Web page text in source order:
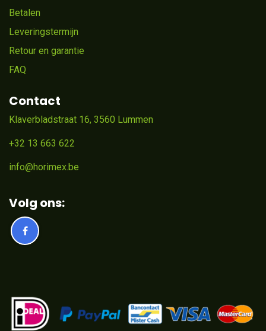
Betalen
Leveringstermijn
Retour en garantie
FAQ
Contact
Klaverbladstraat 16, 3560 Lummen
+32 13 663 622
info@horimex.be
Volg ons: